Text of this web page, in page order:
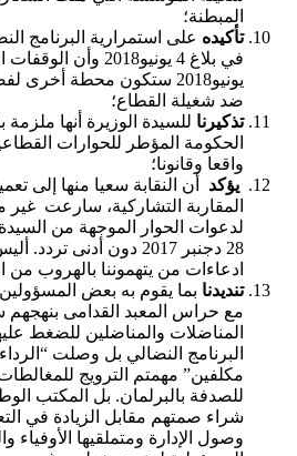
المبطنة؛
تأكيده على استمرارية البرنامج
يونيو2018 ستكون محطة
ضد شغيلة القطاع؛
تذكيرنا للسيدة الوزيرة أنها
الحكومة المؤطر للحوارات
واقعا وقانونا؛
يؤكد أن النقابة سعيا منها إلى
المقاربة التشاركية، سارعت غير
لدعوات الحوار الموجهة من
28 دجنبر 2017 دون أدنى
ادعاءات من يتهموننا بالهروب من
تنديدنا بما يقوم به بعض المسؤولين
مع حراس المعبد القدامى
المناضلات والمناضلين للضغط
البرنامج النضالي بل وصلت
مكلفين” مهمتم الترويج
للصدفة بالبرلمان. بل المكتب
شراء صمتهم مقابل الزيادة في
وصول الإدارة ومتملقيها